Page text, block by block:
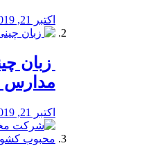
اکتبر 21, 2019
زبان
مدارس
اکتبر 21, 2019